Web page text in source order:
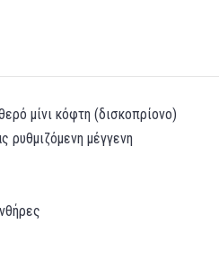
μίνι κόφτη (δισκοπρίονο)
ρυθμιζόμενη μέγγενη